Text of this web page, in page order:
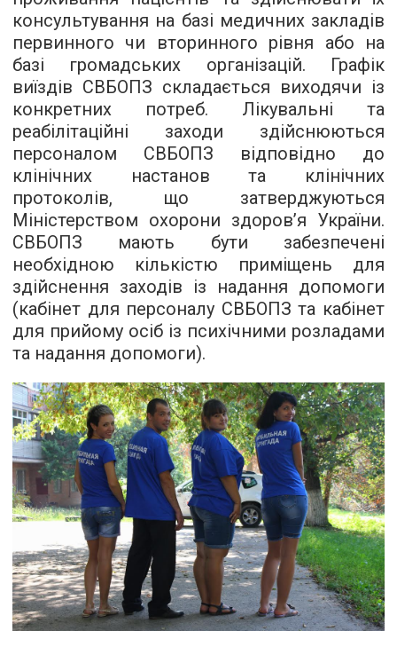
консультування на базі медичних закладів
первинного чи вторинного рівня або на
базі громадських організацій. Графік
виїздів СВБОПЗ складається виходячи із
конкретних потреб. Лікувальні та
реабілітаційні заходи здійснюються
персоналом СВБОПЗ відповідно до
клінічних настанов та клінічних
протоколів, що затверджуються
Міністерством охорони здоров’я України.
СВБОПЗ мають бути забезпечені
необхідною кількістю приміщень для
здійснення заходів із надання допомоги
(кабінет для персоналу СВБОПЗ та кабінет
для прийому осіб із психічними розладами
та надання допомоги).